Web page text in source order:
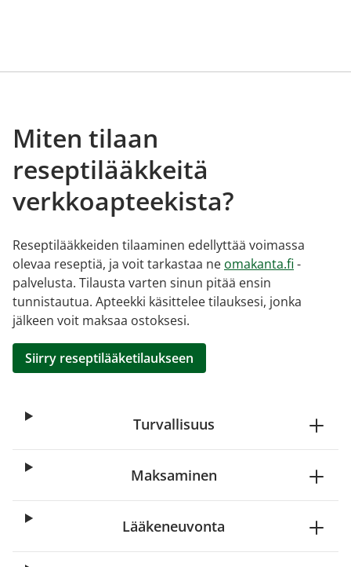
Miten tilaan
reseptilääkkeitä
verkkoapteekista?
Reseptilääkkeiden tilaaminen edellyttää voimassa
olevaa reseptiä, ja voit tarkastaa ne omakanta.fi -
palvelusta. Tilausta varten sinun pitää ensin
tunnistautua. Apteekki käsittelee tilauksesi, jonka
jälkeen voit maksaa ostoksesi.
Siirry reseptilääketilaukseen
Turvallisuus
Maksaminen
Lääkeneuvonta